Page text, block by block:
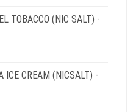
R$ 39,90
TOBACCO (NIC SALT) -
ICE CREAM (NICSALT) -